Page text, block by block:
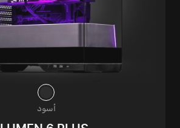
أسود